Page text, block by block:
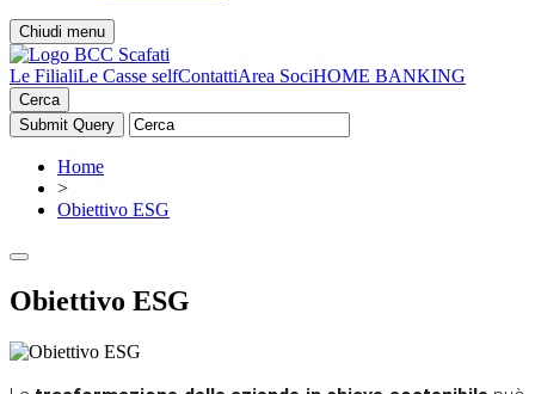
Chiudi menu
Le FilialiLe Casse selfContattiArea SociHOME BANKING
Cerca
Home
>
Obiettivo ESG
Obiettivo ESG